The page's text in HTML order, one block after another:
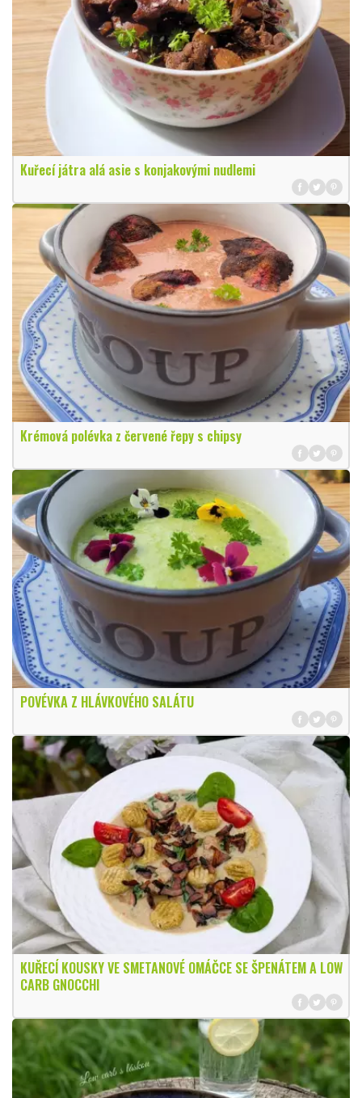
Kuřecí játra alá asie s konjakovými nudlemi
Krémová polévka z červené řepy s chipsy
POVÉVKA Z HLÁVKOVÉHO SALÁTU
KUŘECÍ KOUSKY VE SMETANOVÉ OMÁČCE SE ŠPENÁTEM A LOW
CARB GNOCCHI